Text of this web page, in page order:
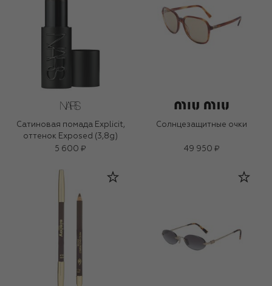
Сатиновая помада Explicit,
оттенок Exposed (3,8g)
5 600 ₽
Солнцезащитные очки
49 950 ₽